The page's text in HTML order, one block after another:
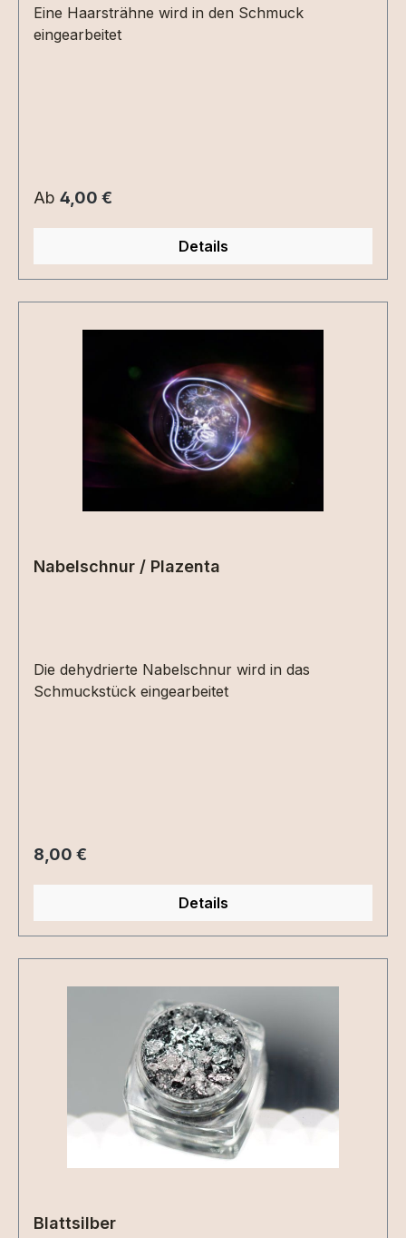
Eine Haarsträhne wird in den Schmuck
eingearbeitet
Regulärer Preis:
Ab 4,00 €
Details
Nabelschnur / Plazenta
Die dehydrierte Nabelschnur wird in das
Schmuckstück eingearbeitet
Regulärer Preis:
8,00 €
Details
Blattsilber